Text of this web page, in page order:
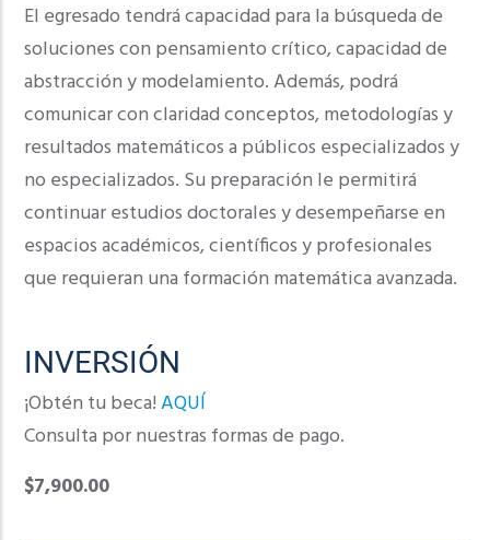
El egresado tendrá capacidad para la búsqueda de
soluciones con pensamiento crítico, capacidad de
abstracción y modelamiento. Además, podrá
comunicar con claridad conceptos, metodologías y
resultados matemáticos a públicos especializados y
no especializados. Su preparación le permitirá
continuar estudios doctorales y desempeñarse en
espacios académicos, científicos y profesionales
que requieran una formación matemática avanzada.
INVERSIÓN
¡Obtén tu beca!AQUÍ
Consulta por nuestras formas de pago.
$7,900.00